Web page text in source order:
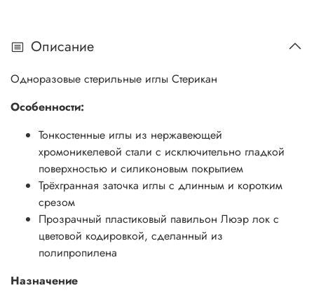
Описание
Одноразовые стерильные иглы Стерикан
Особенности:
Тонкостенные иглы из нержавеющей
хромоникелевой стали с исключительно гладкой
поверхностью и силиконовым покрытием
Трёхгранная заточка иглы с длинным и коротким
срезом
Прозрачный пластиковый павильон Люэр лок с
цветовой кодировкой, сделанный из
полипропилена
Назначение